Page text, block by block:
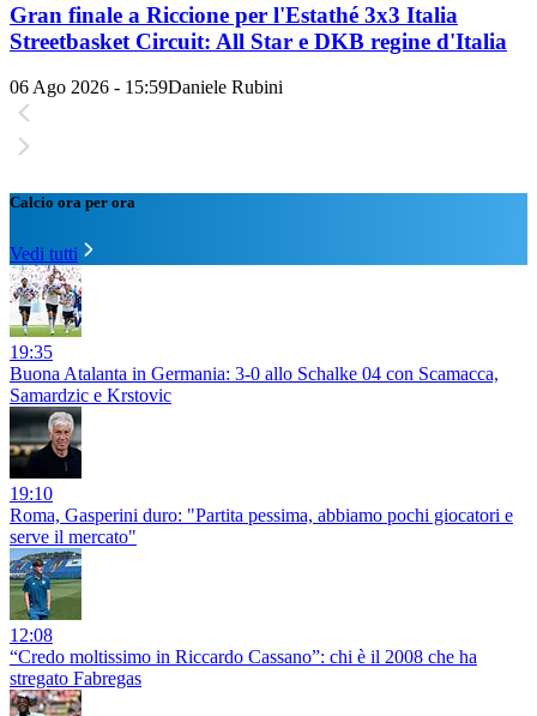
Gran finale a Riccione per l'Estathé 3x3 Italia
Streetbasket Circuit: All Star e DKB regine d'Italia
06 Ago 2026 - 15:59Daniele Rubini
Calcio ora per ora
Vedi tutti
19:35
Buona Atalanta in Germania: 3-0 allo Schalke 04 con Scamacca,
Samardzic e Krstovic
19:10
Roma, Gasperini duro: "Partita pessima, abbiamo pochi giocatori e
serve il mercato"
12:08
“Credo moltissimo in Riccardo Cassano”: chi è il 2008 che ha
stregato Fabregas